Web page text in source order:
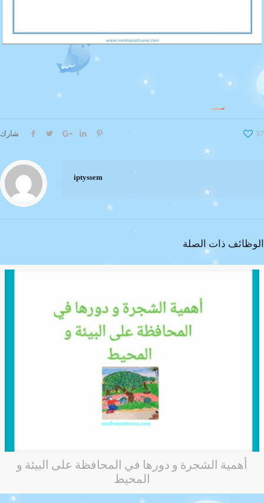
شارك 37
iptyssem
الوظائف ذات الصلة
أهمية الشجرة و دورها في المحافظة على البيئة و
المحيط